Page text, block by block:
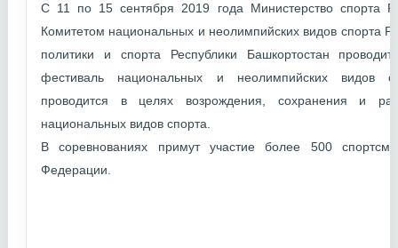
С 11 по 15 сентября 2019 года Министерство спорта
Комитетом национальных и неолимпийских видов спорта
политики и спорта Республики Башкортостан
фестиваль национальных и неолимпийских видов
проводится в целях возрождения, сохранения и
национальных видов спорта.
В соревнованиях примут участие более 500
Федерации.